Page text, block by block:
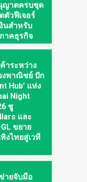
ญาตครบชุด
ตัวฟีเจอร์
นสำหรับ
าคธุรกิจ
าระหว่าง
งพาณิชย์ ปัก
Hub’ แห่ง
Night
ชู
และ
ขยาย
งไทยสู่เวที
ายจับมือ